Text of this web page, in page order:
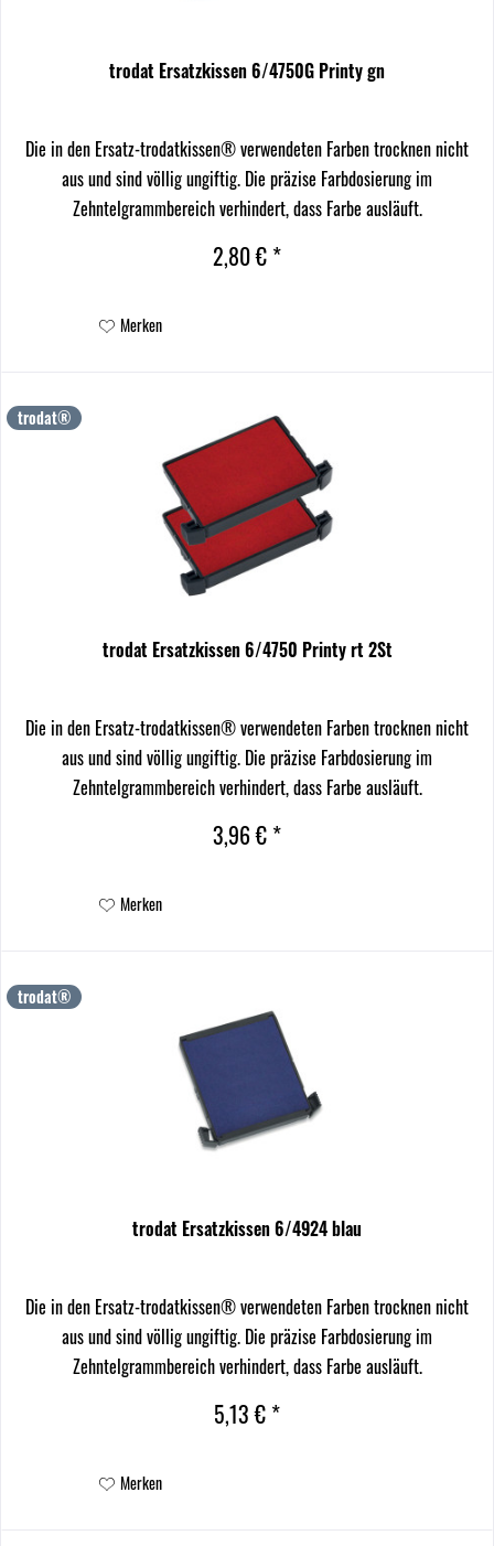
trodat Ersatzkissen 6/4750G Printy gn
Die in den Ersatz-trodatkissen® verwendeten Farben trocknen nicht
aus und sind völlig ungiftig. Die präzise Farbdosierung im
Zehntelgrammbereich verhindert, dass Farbe ausläuft.
2,80 € *
Merken
trodat®
trodat Ersatzkissen 6/4750 Printy rt 2St
Die in den Ersatz-trodatkissen® verwendeten Farben trocknen nicht
aus und sind völlig ungiftig. Die präzise Farbdosierung im
Zehntelgrammbereich verhindert, dass Farbe ausläuft.
3,96 € *
Merken
trodat®
trodat Ersatzkissen 6/4924 blau
Die in den Ersatz-trodatkissen® verwendeten Farben trocknen nicht
aus und sind völlig ungiftig. Die präzise Farbdosierung im
Zehntelgrammbereich verhindert, dass Farbe ausläuft.
5,13 € *
Merken